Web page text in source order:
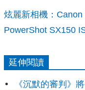
炫麗新相機：
PowerShot SX150
延伸閱讀
《沉默的審判》